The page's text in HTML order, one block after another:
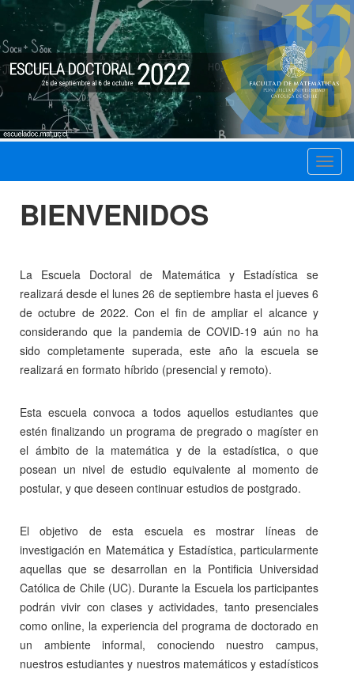
BIENVENIDOS
La Escuela Doctoral de Matemática y Estadística se
realizará desde el lunes 26 de septiembre hasta el jueves 6
de octubre de 2022. Con el fin de ampliar el alcance y
considerando que la pandemia de COVID-19 aún no ha
sido completamente superada, este año la escuela se
realizará en formato híbrido (presencial y remoto).
Esta escuela convoca a todos aquellos estudiantes que
estén finalizando un programa de pregrado o magíster en
el ámbito de la matemática y de la estadística, o que
posean un nivel de estudio equivalente al momento de
postular, y que deseen continuar estudios de postgrado.
El objetivo de esta escuela es mostrar líneas de
investigación en Matemática y Estadística, particularmente
aquellas que se desarrollan en la Pontificia Universidad
Católica de Chile (UC). Durante la Escuela los participantes
podrán vivir con clases y actividades, tanto presenciales
como online, la experiencia del programa de doctorado en
un ambiente informal, conociendo nuestro campus,
nuestros estudiantes y nuestros matemáticos y estadísticos